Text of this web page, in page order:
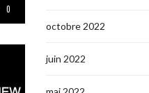
0
octobre 2022
juin 2022